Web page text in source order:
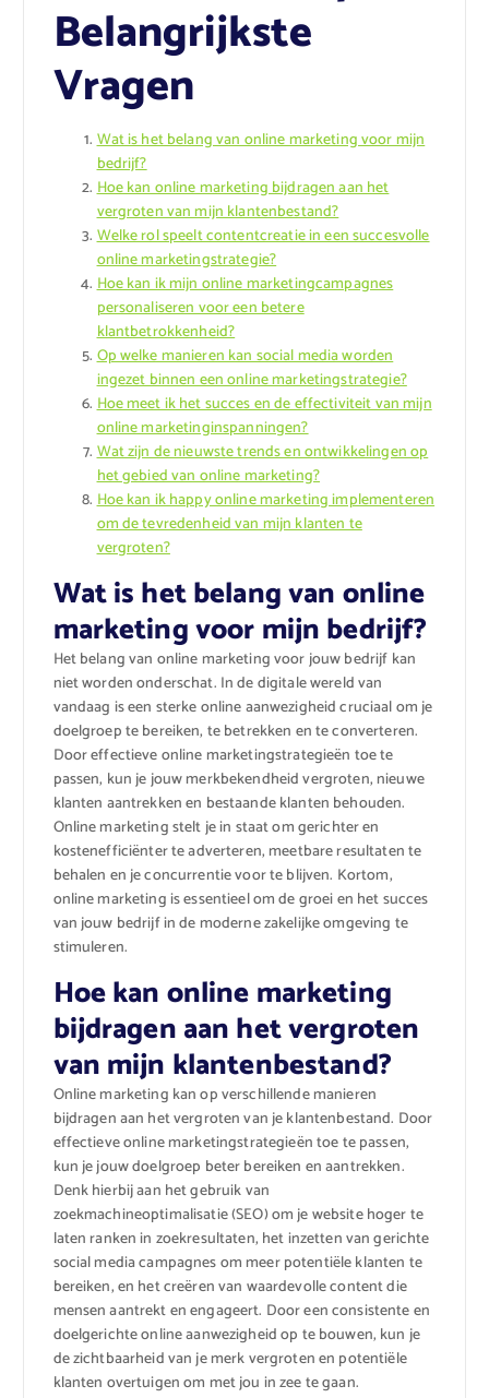
Belangrijkste
Vragen
Wat is het belang van online marketing voor mijn
bedrijf?
Hoe kan online marketing bijdragen aan het
vergroten van mijn klantenbestand?
Welke rol speelt contentcreatie in een succesvolle
online marketingstrategie?
Hoe kan ik mijn online marketingcampagnes
personaliseren voor een betere
klantbetrokkenheid?
Op welke manieren kan social media worden
ingezet binnen een online marketingstrategie?
Hoe meet ik het succes en de effectiviteit van mijn
online marketinginspanningen?
Wat zijn de nieuwste trends en ontwikkelingen op
het gebied van online marketing?
Hoe kan ik happy online marketing implementeren
om de tevredenheid van mijn klanten te
vergroten?
Wat is het belang van online
marketing voor mijn bedrijf?
Het belang van online marketing voor jouw bedrijf kan
niet worden onderschat. In de digitale wereld van
vandaag is een sterke online aanwezigheid cruciaal om je
doelgroep te bereiken, te betrekken en te converteren.
Door effectieve online marketingstrategieën toe te
passen, kun je jouw merkbekendheid vergroten, nieuwe
klanten aantrekken en bestaande klanten behouden.
Online marketing stelt je in staat om gerichter en
kostenefficiënter te adverteren, meetbare resultaten te
behalen en je concurrentie voor te blijven. Kortom,
online marketing is essentieel om de groei en het succes
van jouw bedrijf in de moderne zakelijke omgeving te
stimuleren.
Hoe kan online marketing
bijdragen aan het vergroten
van mijn klantenbestand?
Online marketing kan op verschillende manieren
bijdragen aan het vergroten van je klantenbestand. Door
effectieve online marketingstrategieën toe te passen,
kun je jouw doelgroep beter bereiken en aantrekken.
Denk hierbij aan het gebruik van
zoekmachineoptimalisatie (SEO) om je website hoger te
laten ranken in zoekresultaten, het inzetten van gerichte
social media campagnes om meer potentiële klanten te
bereiken, en het creëren van waardevolle content die
mensen aantrekt en engageert. Door een consistente en
doelgerichte online aanwezigheid op te bouwen, kun je
de zichtbaarheid van je merk vergroten en potentiële
klanten overtuigen om met jou in zee te gaan.